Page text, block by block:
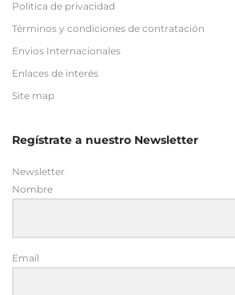
Politica de privacidad
Términos y condiciones de contratación
Envios Internacionales
Enlaces de interés
Site map
Regístrate a nuestro Newsletter
Newsletter
Nombre
Email